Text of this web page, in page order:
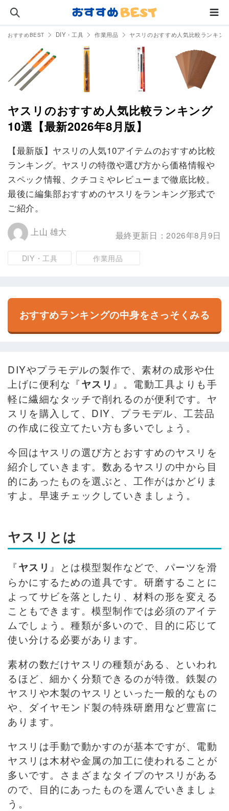
おすすめBEST DIY・工具 作業用品 ヤスリのおすすめ人気比較ランキン
ヤスリのおすすめ人気比較ランキング
10選【最新2026年8月版】
【最新版】ヤスリの人気10アイテムのおすすめ比較
ランキング。ヤスリの特徴や選び方から価格情報や
スペック情報、クチコミやレビューまで徹底比較。
最後に編集部おすすめのヤスリをランキング形式で
ご紹介。
上山 雄大 最終更新日：2026年8月9日
DIY・工具 作業用品
おすすめランキングの中身をさっそくみる
DIYやプラモデルの製作で、素材の成形や仕
上げに便利な『ヤスリ 』。電動工具よりも手
軽に繊細なタッチで削れるのが便利です。ヤ
スリを購入して、DIY、プラモデル、工芸品
の作成に役立てたい方も多いでしょう。
今回はヤスリの選び方とおすすめのヤスリを
紹介していきます。数あるヤスリの中から目
的にあったものを選ぶと、工作がはかどりま
すよ。早速チェックしていきましょう。
ヤスリとは
『ヤスリ 』とは模型製作などで、パーツを滑
らかにするための道具です。研磨することに
よってサビを落としたり、材料の形を変える
こともできます。模型制作では必須のアイテ
ムでしょう。種類が多いので、目的に応じて
使い分ける必要があります。
素材の数だけヤスリの種類がある、といわれ
るほど、細かく分類できるのが特徴。鉄製の
ヤスリや木製のヤスリといった一般的なもの
や、ダイヤモンド製の特殊研磨用など豊富に
あります。
ヤスリは手動で動かすのが基本ですが、電動
ヤスリは木材や金属の加工に使われることが
多いです。さまざまなタイプのヤスリがある
ので、目的にあったものを選んでいきましょ
う。